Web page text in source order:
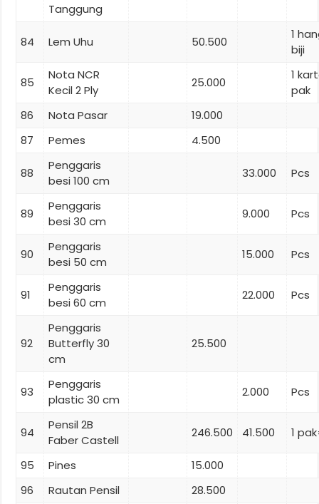
Tanggung
84 Lem Uhu 50.500
1
biji
85
Nota NCR
Kecil 2 Ply
25.000
1
pak
86
Nota Pasar
19.000
87
Pemes 4.500
88
Penggaris
besi 100 cm
33.000 Pcs
89
Penggaris
besi 30 cm
9.000 Pcs
90
Penggaris
besi 50 cm
15.000 Pcs
91
Penggaris
besi 60 cm
22.000 Pcs
92
Penggaris
Butterfly 30
cm
25.500
93
Penggaris
plastic 30 cm
2.000 Pcs
94
Pensil 2B
Faber Castell
246.500 41.500 1
95 Pines
15.000
96
Rautan Pensil 28.500